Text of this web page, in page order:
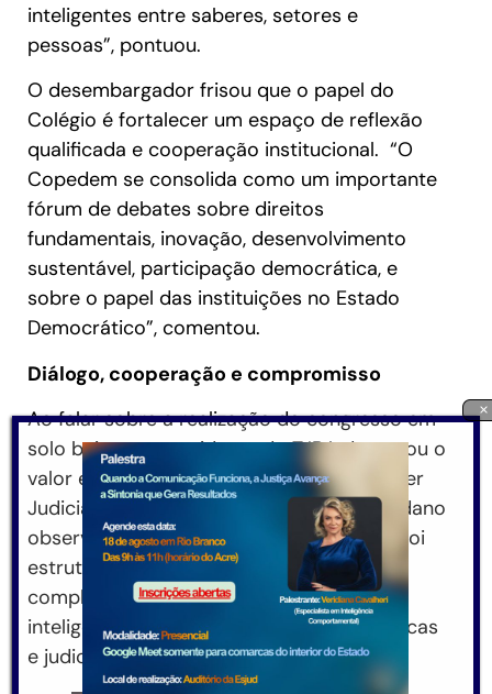
inteligentes entre saberes, setores e
pessoas”, pontuou.
O desembargador frisou que o papel do
Colégio é fortalecer um espaço de reflexão
qualificada e cooperação institucional. “O
Copedem se consolida como um importante
fórum de debates sobre direitos
fundamentais, inovação, desenvolvimento
sustentável, participação democrática, e
sobre o papel das instituições no Estado
Democrático”, comentou.
Diálogo, cooperação e compromisso
Ao falar sobre a realização do congresso em
solo baiano, o presidente do TJBA destacou o
valor estratégico do encontro para o Poder
Judiciário. O desembargador José Rotondano
observou que a programação do evento foi
estruturada em torno de temas de alta
complexidade, como governança da
inteligência artificial, regulações tecnológicas
e judicialização da saúde suplementar.
×